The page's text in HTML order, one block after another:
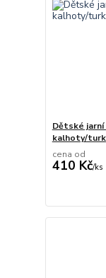
Dětské
kalhoty/
cena od
410 Kč/ks